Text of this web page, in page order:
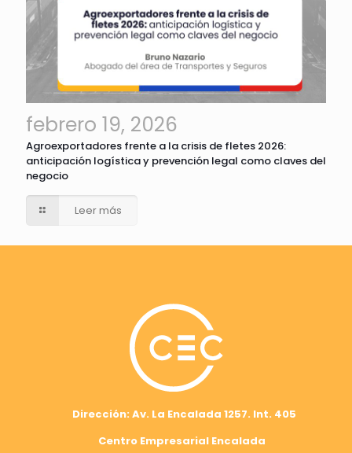
febrero 19, 2026
Agroexportadores frente a la crisis de fletes 2026:
anticipación logística y prevención legal como claves del
negocio
Leer más
Dirección: Av. La Encalada 1257. Int. 405
Centro Empresarial Encalada